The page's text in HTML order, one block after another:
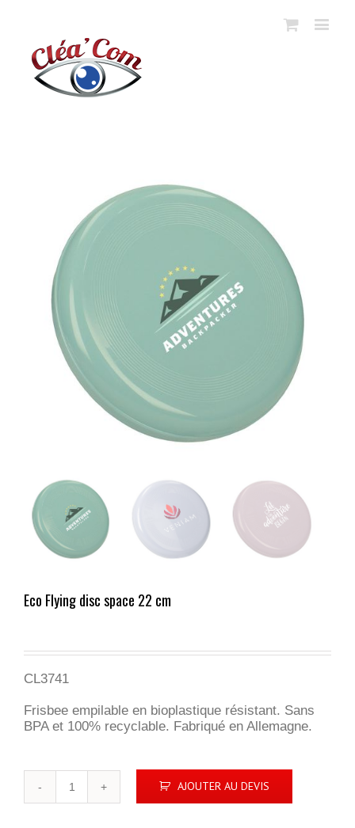
Eco Flying disc space 22 cm
CL3741
Frisbee empilable en bioplastique résistant. Sans
BPA et 100% recyclable. Fabriqué en Allemagne.
AJOUTER AU DEVIS